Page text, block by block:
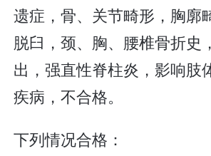
遗症，骨、关节畸形，胸廓
脱臼，颈、胸、腰椎骨折史
出，强直性脊柱炎，影响肢
疾病，不合格。
下列情况合格：